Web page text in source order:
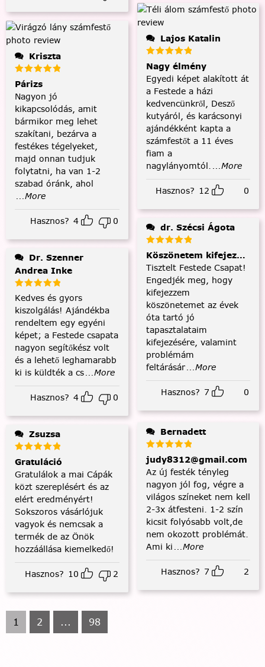
Kriszta
Párizs
Nagyon jó
kikapcsolódás, amit
bármikor meg lehet
szakítani, bezárva a
festékes tégelyeket,
majd onnan tudjuk
folytatni, ha van 1-2
szabad óránk, ahol
...More
Hasznos? 4 0
Andrea Inke
Kedves és gyors
kiszolgálás! Ajándékba
rendeltem egy egyéni
képet; a Festede csapata
nagyon segítőkész volt
és a lehető leghamarabb
ki is küldték a cs...More
Hasznos? 4 0
Zsuzsa
Gratuláció
Gratulálok a mai Cápák
közt szereplésért és az
elért eredményért!
Sokszoros vásárlójuk
vagyok és nemcsak a
termék de az Önök
hozzáállása kiemelkedő!
Hasznos? 10 2
Lajos Katalin
Nagy élmény
Egyedi képet alakított át
a Festede a házi
kedvencünkről, Desző
kutyáról, és karácsonyi
ajándékként kapta a
számfestőt a 11 éves
fiam a
nagylányomtól. ...More
Hasznos? 12 0
dr. Szécsi Ágota
Köszönetem kifejezése
Tisztelt Festede Csapat!
Engedjék meg, hogy
kifejezzem
köszönetemet az évek
óta tartó jó
tapasztalataim
kifejezésére, valamint
problémám
feltárásár...More
Hasznos? 7 0
Bernadett
judy8312@gmail.com
Az új festék tényleg
nagyon jól fog, végre a
világos színeket nem kell
2-3x átfesteni. 1-2 szín
kicsit folyósabb volt,de
nem okozott problémát.
Ami ki ...More
Hasznos? 7 2
1 2 ... 98